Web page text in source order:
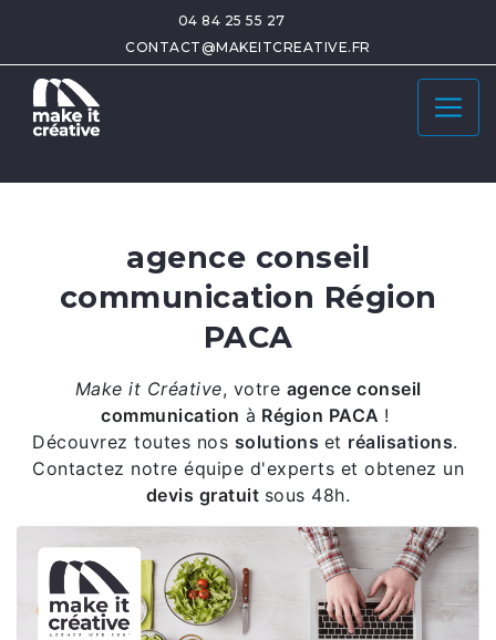
04 84 25 55 27
CONTACT@MAKEITCREATIVE.FR
agence conseil
communication Région
PACA
Make it Créative, votre agence conseil
communication à Région PACA !
Découvrez toutes nos solutions et réalisations.
Contactez notre équipe d'experts et obtenez un
devis gratuit sous 48h.